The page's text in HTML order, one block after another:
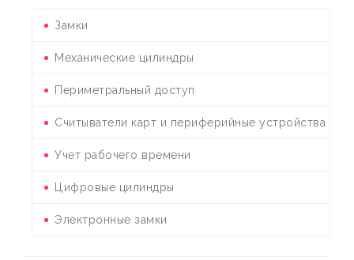
Замки
Механические цилиндры
Периметральный доступ
Считыватели карт и периферийные устройства
Учет рабочего времени
Цифровые цилиндры
Электронные замки